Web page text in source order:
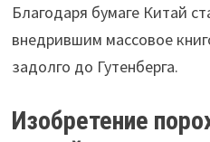
Благодаря бумаге Китай
внедрившим массовое
задолго до Гутенберга.
Изобретение